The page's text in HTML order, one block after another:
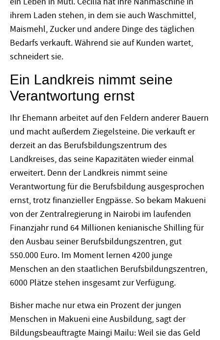
ihrem Laden stehen, in dem sie auch Waschmittel,
Maismehl, Zucker und andere Dinge des täglichen
Bedarfs verkauft. Während sie auf Kunden wartet,
schneidert sie.
Ein Landkreis nimmt seine
Verantwortung ernst
Ihr Ehemann arbeitet auf den Feldern anderer Bauern
und macht außerdem Ziegelsteine. Die verkauft er
derzeit an das Berufsbildungszentrum des
Landkreises, das seine Kapazitäten wieder einmal
erweitert. Denn der Landkreis nimmt seine
Verantwortung für die Berufsbildung ausgesprochen
ernst, trotz finanzieller Engpässe. So bekam Makueni
von der Zentralregierung in Nairobi im laufenden
Finanzjahr rund 64 Millionen kenianische Shilling für
den Ausbau seiner Berufsbildungszentren, gut
550.000 Euro. Im Moment lernen 4200 junge
Menschen an den staatlichen Berufsbildungszentren,
6000 Plätze stehen insgesamt zur Verfügung.
Bisher mache nur etwa ein Prozent der jungen
Menschen in Makueni eine Ausbildung, sagt der
Bildungsbeauftragte Maingi Mailu: Weil sie das Geld